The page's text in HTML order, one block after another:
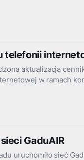
aktualizacja
w ramach
GaduAIR
uruchomiło sieć